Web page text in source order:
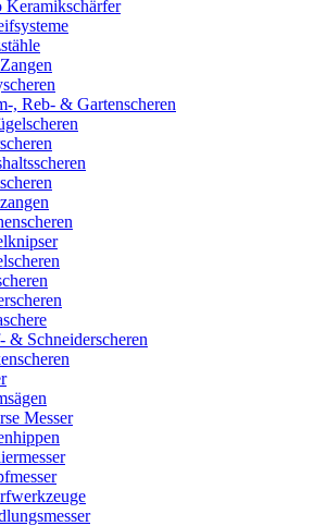
Keramikschärfer
, Reb- & Gartenscheren
& Schneiderscheren
Messer